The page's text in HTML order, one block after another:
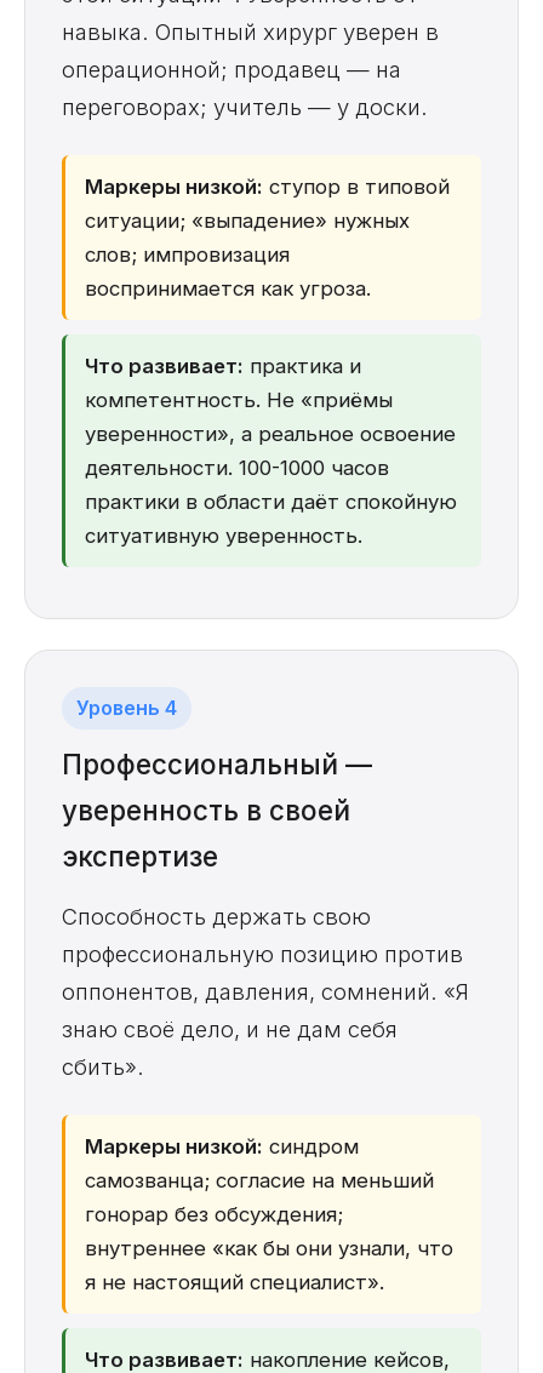
навыка. Опытный хирург уверен в
операционной; продавец — на
переговорах; учитель — у доски.
Маркеры низкой: ступор в типовой
ситуации; «выпадение» нужных
слов; импровизация
воспринимается как угроза.
Что развивает: практика и
компетентность. Не «приёмы
уверенности», а реальное освоение
деятельности. 100-1000 часов
практики в области даёт спокойную
ситуативную уверенность.
Уровень 4
Профессиональный —
уверенность в своей
экспертизе
Способность держать свою
профессиональную позицию против
оппонентов, давления, сомнений. «Я
знаю своё дело, и не дам себя
сбить».
Маркеры низкой: синдром
самозванца; согласие на меньший
гонорар без обсуждения;
внутреннее «как бы они узнали, что
я не настоящий специалист».
Что развивает: накопление кейсов,